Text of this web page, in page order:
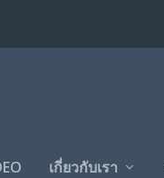
เกี่ยวกับเรา